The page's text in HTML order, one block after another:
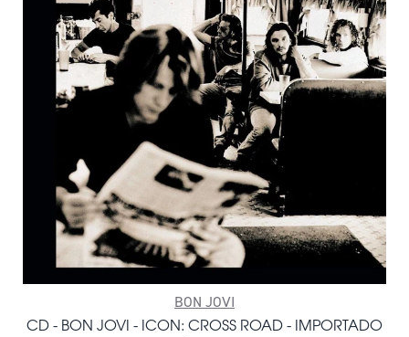
BON JOVI
CD - BON JOVI - ICON: CROSS ROAD - IMPORTADO